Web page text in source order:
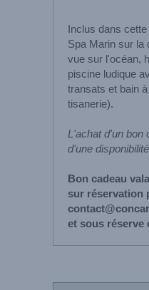
Inclus dans
Spa Marin sur la
vue sur l'océan,
piscine ludique
transats et bain
tisanerie).
L'achat d'un bon
d'une
Bon cadeau
sur réservation
et sous réserve